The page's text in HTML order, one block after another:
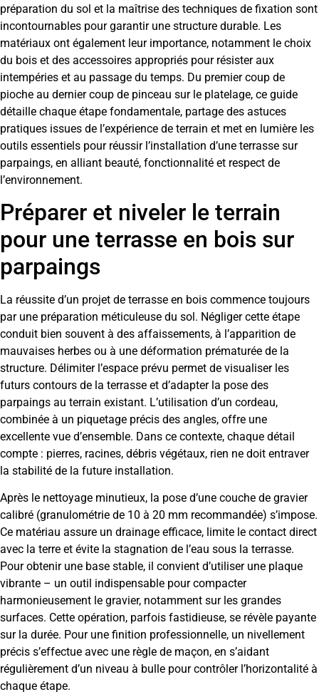
préparation du sol et la maîtrise des techniques de fixation sont
incontournables pour garantir une structure durable. Les
matériaux ont également leur importance, notamment le choix
du bois et des accessoires appropriés pour résister aux
intempéries et au passage du temps. Du premier coup de
pioche au dernier coup de pinceau sur le platelage, ce guide
détaille chaque étape fondamentale, partage des astuces
pratiques issues de l’expérience de terrain et met en lumière les
outils essentiels pour réussir l’installation d’une terrasse sur
parpaings, en alliant beauté, fonctionnalité et respect de
l’environnement.
Préparer et niveler le terrain
pour une terrasse en bois sur
parpaings
La réussite d’un projet de terrasse en bois commence toujours
par une préparation méticuleuse du sol. Négliger cette étape
conduit bien souvent à des affaissements, à l’apparition de
mauvaises herbes ou à une déformation prématurée de la
structure. Délimiter l’espace prévu permet de visualiser les
futurs contours de la terrasse et d’adapter la pose des
parpaings au terrain existant. L’utilisation d’un cordeau,
combinée à un piquetage précis des angles, offre une
excellente vue d’ensemble. Dans ce contexte, chaque détail
compte : pierres, racines, débris végétaux, rien ne doit entraver
la stabilité de la future installation.
Après le nettoyage minutieux, la pose d’une couche de gravier
calibré (granulométrie de 10 à 20 mm recommandée) s’impose.
Ce matériau assure un drainage efficace, limite le contact direct
avec la terre et évite la stagnation de l’eau sous la terrasse.
Pour obtenir une base stable, il convient d’utiliser une plaque
vibrante – un outil indispensable pour compacter
harmonieusement le gravier, notamment sur les grandes
surfaces. Cette opération, parfois fastidieuse, se révèle payante
sur la durée. Pour une finition professionnelle, un nivellement
précis s’effectue avec une règle de maçon, en s’aidant
régulièrement d’un niveau à bulle pour contrôler l’horizontalité à
chaque étape.